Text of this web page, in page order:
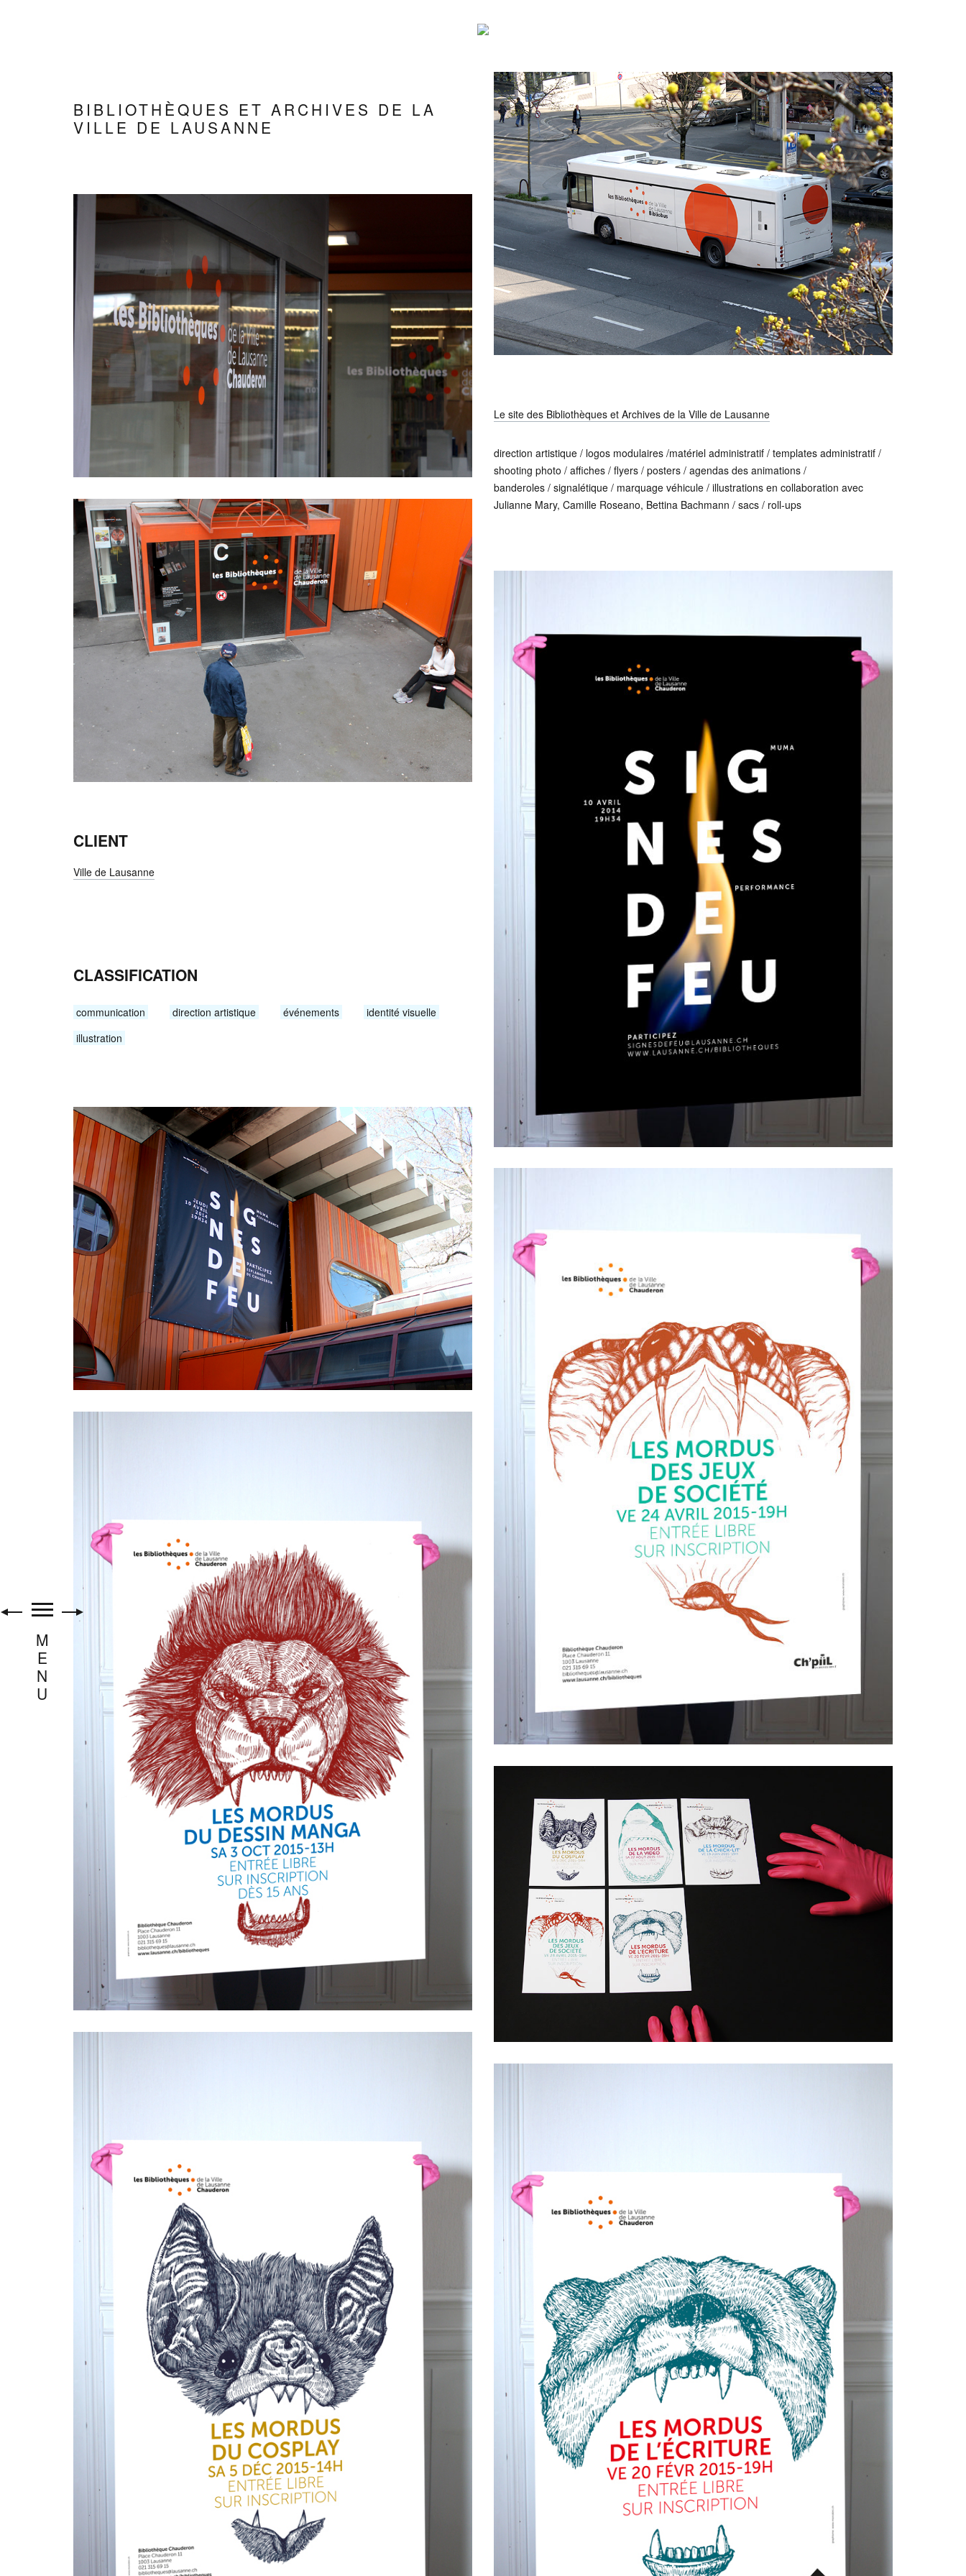
M
E
N
U
BIBLIOTHÈQUES ET ARCHIVES DE LA
VILLE DE LAUSANNE
Le site des Bibliothèques et Archives de la Ville de Lausanne
direction artistique / logos modulaires /matériel administratif / templates administratif /
shooting photo / affiches / flyers / posters / agendas des animations /
banderoles / signalétique / marquage véhicule / illustrations en collaboration avec
Julianne Mary, Camille Roseano, Bettina Bachmann / sacs / roll-ups
CLIENT
Ville de Lausanne
CLASSIFICATION
communication direction artistique événements
identité visuelle
illustration